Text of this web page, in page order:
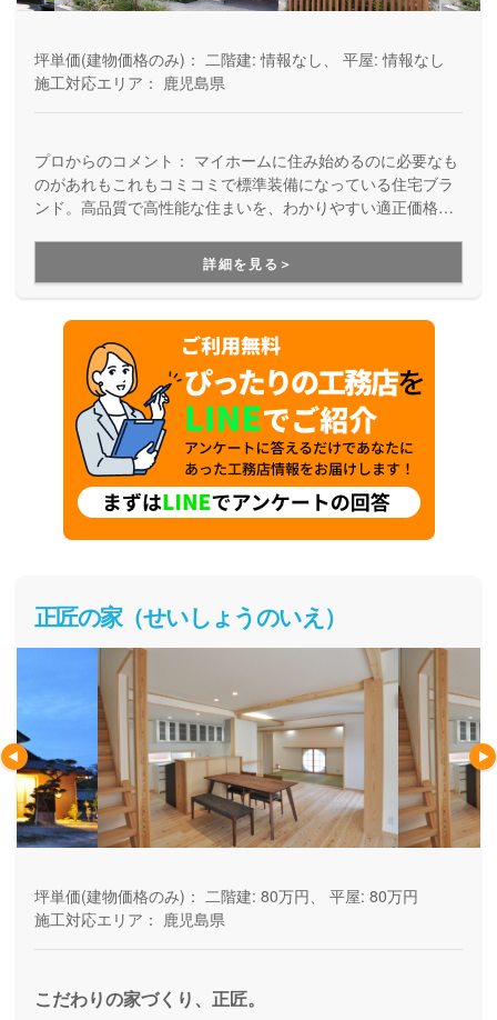
坪単価(建物価格のみ)： 二階建: 情報なし、 平屋: 情報なし
施工対応エリア： 鹿児島県
プロからのコメント： マイホームに住み始めるのに必要なも
のがあれもこれもコミコミで標準装備になっている住宅ブラ
ンド。高品質で高性能な住まいを、わかりやすい適正価格で
ターサポートも万全です。詳細を見る＞
正匠の家（せいしょうのいえ）
坪単価(建物価格のみ)： 二階建: 80万円、 平屋: 80万円
施工対応エリア： 鹿児島県
こだわりの家づくり、正匠。